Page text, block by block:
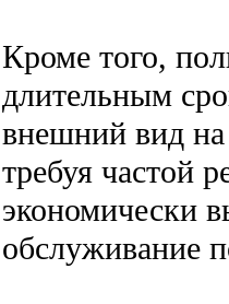
Кроме того,
длительным
внешний вид
требуя частой
экономически
обслуживание